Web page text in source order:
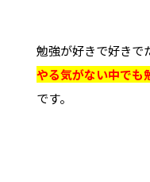
勉強が好きで好きで
やる気がない中でも
です。